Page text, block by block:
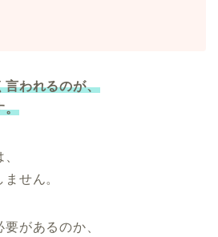
言われるのが、
。
せん。
があるのか、